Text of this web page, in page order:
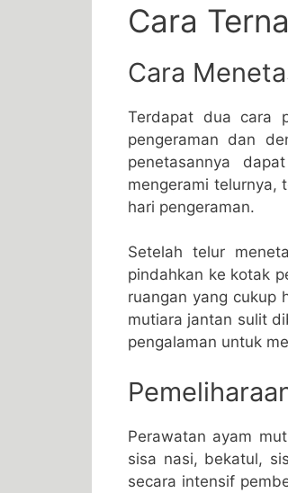
Cara
Cara
Terdapat dua cara
pengeraman dan
penetasannya
mengerami telurnya,
hari pengeraman.
Setelah telur
pindahkan ke kotak
ruangan yang cukup
mutiara jantan sulit
pengalaman untuk
Perawatan ayam
sisa nasi, bekatul,
secara intensif